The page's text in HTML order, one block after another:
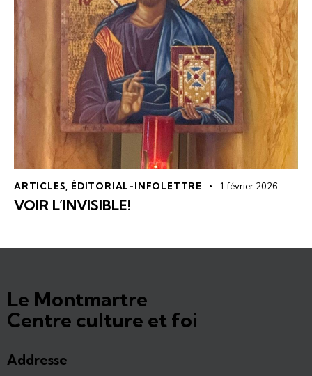
ARTICLES ÉDITORIAL-INFOLETTRE 1 février 2026
VOIR L’INVISIBLE!
Le Montmartre
Centre culture et foi
Addresse